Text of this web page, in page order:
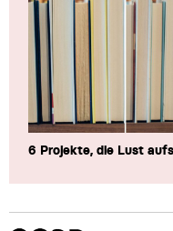
6 Projekte, die Lust